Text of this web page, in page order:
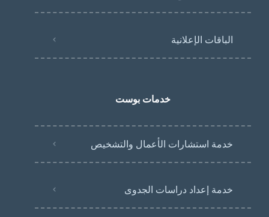
الباقات الإعلانية
خدمات بوست
خدمة استشارات الأعمال والتشخيص
خدمة إعداد دراسات الجدوى